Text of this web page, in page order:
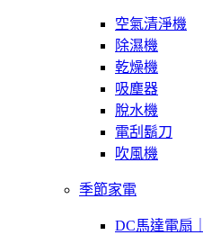
空氣清淨機
除濕機
乾燥機
吸塵器
脫水機
電刮鬍刀
吹風機
季節家電
DC馬達電扇